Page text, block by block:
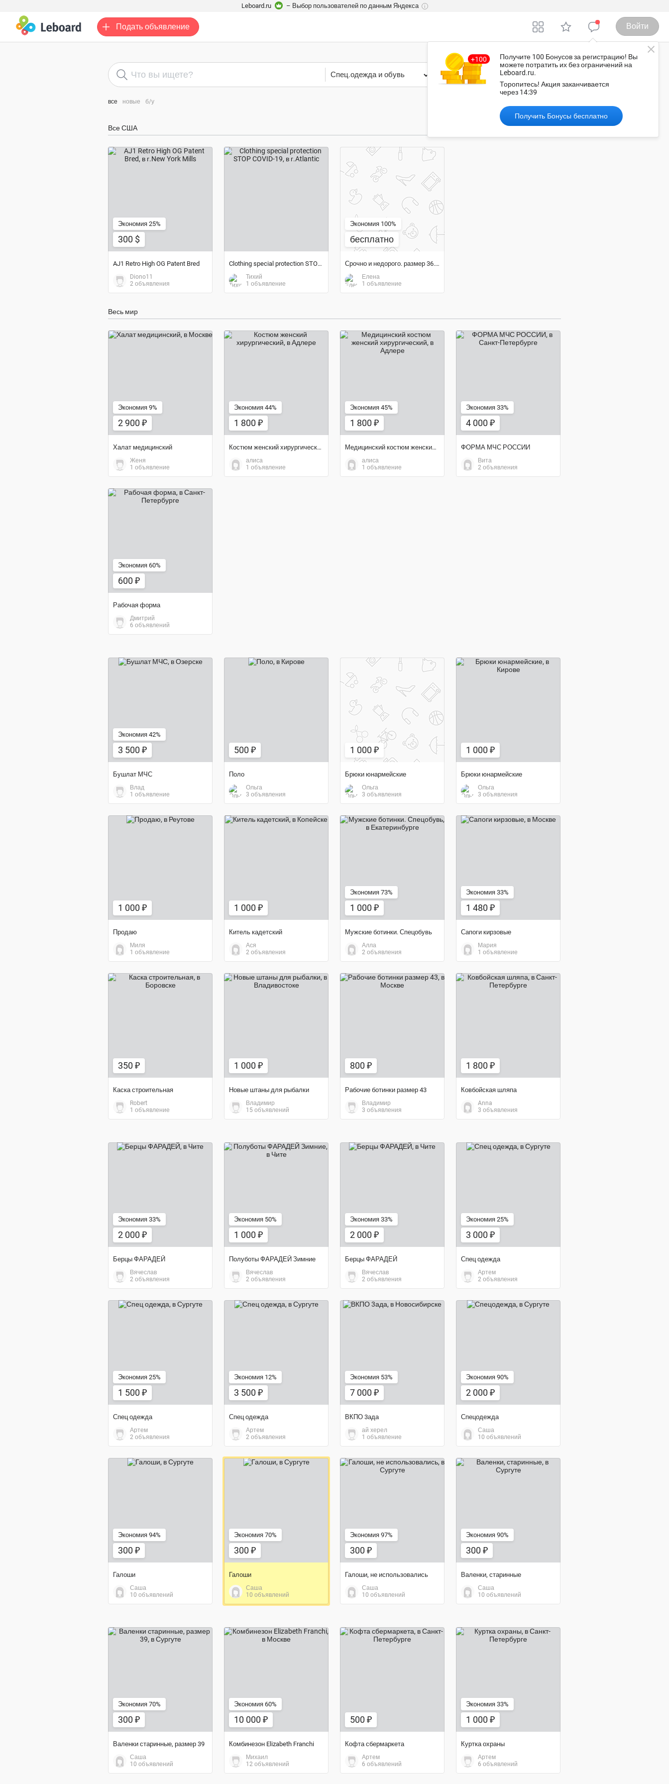
Leboard.ru – Выбор пользователей по данным Яндекса i
Подать объявление Войти
Получите 100 Бонусовза регистрацию! Вы
можете потратить их без ограничений на
Leboard.ru.
Торопитесь! Акция заканчивается
через 14:38
Получить Бонусы бесплатно
Спец.одежда и обувь Кеймбридж
все новые б/у
Все США
Экономия 25%
300 $
AJ1 Retro High OG Patent Bred
Diono11
2 объявления
Clothing special protection STOP COVID-19
Тихий
1 объявление
Экономия 100%
бесплатно
Срочно и недорого. размер 36. состояние идеальное
Елена
1 объявление
бесплатно
Весь мир
Экономия 9%
2 900 ₽
Халат медицинский
Женя
1 объявление
Экономия 44%
1 800 ₽
Костюм женский хирургический
алиса
1 объявление
Экономия 45%
1 800 ₽
Медицинский костюм женский хирургический
алиса
1 объявление
Экономия 33%
4 000 ₽
ФОРМА МЧС РОССИИ
Вита
2 объявления
Экономия 60%
600 ₽
Рабочая форма
Дмитрий
6 объявлений
Экономия 42%
3 500 ₽
Бушлат МЧС
Влад
1 объявление
500 ₽
Поло
Ольга
3 объявления
1 000 ₽
Брюки юнармейские
Ольга
3 объявления
1 000 ₽
1 000 ₽
Брюки юнармейские
Ольга
3 объявления
1 000 ₽
Продаю
Миля
1 объявление
1 000 ₽
Китель кадетский
Ася
2 объявления
Экономия 73%
1 000 ₽
Мужские ботинки. Спецобувь
Алла
2 объявления
Экономия 33%
1 480 ₽
Сапоги кирзовые
Мария
1 объявление
350 ₽
Каска строительная
Robert
1 объявление
1 000 ₽
Новые штаны для рыбалки
Владимир
15 объявлений
800 ₽
Рабочие ботинки размер 43
Владимир
3 объявления
1 800 ₽
Ковбойская шляпа
Anna
3 объявления
Экономия 33%
2 000 ₽
Берцы ФАРАДЕЙ
Вячеслав
2 объявления
Экономия 50%
1 000 ₽
Полуботы ФАРАДЕЙ Зимние
Вячеслав
2 объявления
Экономия 33%
2 000 ₽
Берцы ФАРАДЕЙ
Вячеслав
2 объявления
Экономия 25%
3 000 ₽
Спец одежда
Артем
2 объявления
Экономия 25%
1 500 ₽
Спец одежда
Артем
2 объявления
Экономия 12%
3 500 ₽
Спец одежда
Артем
2 объявления
Экономия 53%
7 000 ₽
ВКПО 3ада
ай херел
1 объявление
Экономия 90%
2 000 ₽
Спецодежда
Саша
10 объявлений
Экономия 94%
300 ₽
Галоши
Саша
10 объявлений
Экономия 70%
300 ₽
Галоши
Саша
10 объявлений
Экономия 97%
300 ₽
Галоши, не использовались
Саша
10 объявлений
Экономия 90%
300 ₽
Валенки, старинные
Саша
10 объявлений
Экономия 70%
300 ₽
Валенки старинные, размер 39
Саша
10 объявлений
Экономия 60%
10 000 ₽
Комбинезон Elizabeth Franchi
Михаил
12 объявлений
500 ₽
Кофта сбермаркета
Артем
6 объявлений
Экономия 33%
1 000 ₽
Куртка охраны
Артем
6 объявлений